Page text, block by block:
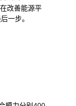
改善能源平
一步。